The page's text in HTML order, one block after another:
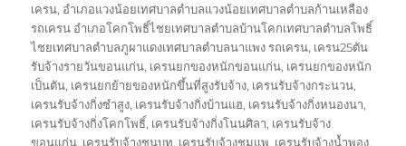
เครน, อำเภอแวงน้อยเทศบาลตำบลแวงน้อยเทศบาลตำบลก้านเหลือง
รถเครน อำเภอโคกโพธิ์ไชยเทศบาลตำบลบ้านโคกเทศบาลตำบลโพธิ์
ไชยเทศบาลตำบลภูผาแดงเทศบาลตำบลนาแพง รถเครน, เครน25ตัน
รับจ้างรายวันขอนแก่น, เครนยกของหนักขอนแก่น, เครนยกของหนัก
เป็นตัน, เครนยกย้ายของหนักขึ้นที่สูงรับจ้าง, เครนรับจ้างกระนวน,
เครนรับจ้างกิ่งซำสูง, เครนรับจ้างกิ่งบ้านแฮ, เครนรับจ้างกิ่งหนองนา,
เครนรับจ้างกิ่งโคกโพธิ์, เครนรับจ้างกิ่งโนนศิลา, เครนรับจ้าง
ขอนแก่น, เครนรับจ้างชนบท, เครนรับจ้างชุมแพ, เครนรับจ้างน้ำพอง,